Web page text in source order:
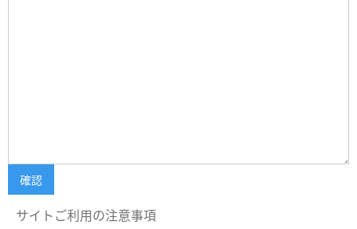
サイトご利用の注意事項